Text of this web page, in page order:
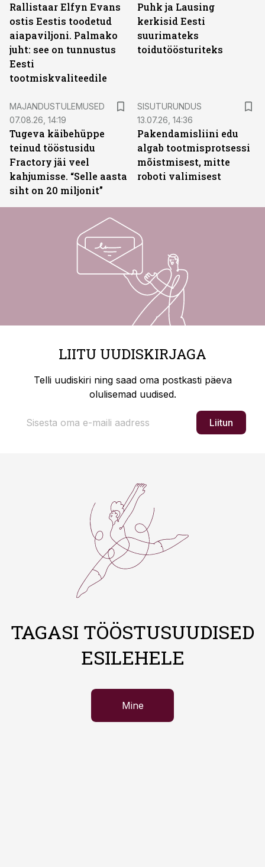
Rallistaar Elfyn Evans
ostis Eestis toodetud
aiapaviljoni. Palmako
juht: see on tunnustus
Eesti
tootmiskvaliteedile
Puhk ja Lausing
kerkisid Eesti
suurimateks
toidutöösturiteks
MAJANDUSTULEMUSED
07.08.26, 14:19
Tugeva käibehüppe
teinud tööstusidu
Fractory jäi veel
kahjumisse. “Selle aasta
siht on 20 miljonit”
SISUTURUNDUS
13.07.26, 14:36
Pakendamisliini edu
algab tootmisprotsessi
mõistmisest, mitte
roboti valimisest
LIITU UUDISKIRJAGA
Telli uudiskiri ning saad oma postkasti päeva
olulisemad uudised.
Liitun
TAGASI TÖÖSTUSUUDISED
ESILEHELE
Mine